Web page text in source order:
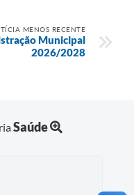
MENOS RECENTE
Municipal
2026/2028
Saúde